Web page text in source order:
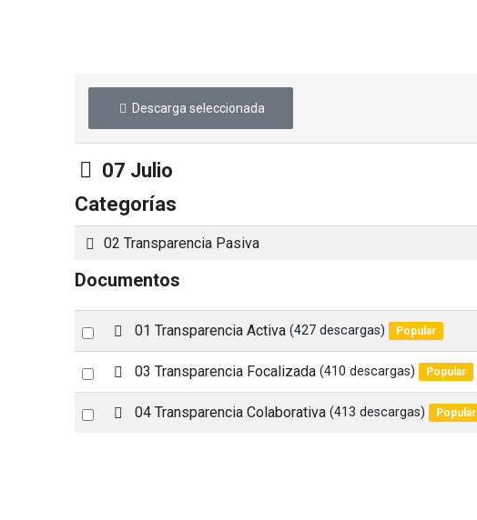
Descarga seleccionada
Carpeta
07 Julio
Categorías
Carpeta
02 Transparencia Pasiva
Documentos
Select
an
item
d01 Transparencia Activa (427 descargas) Popular
Select
an
item
d
e
03 Transparencia Focalizada (410 descargas) Popular
Select
d04 Transparencia Colaborativa (413 descargas) Popular